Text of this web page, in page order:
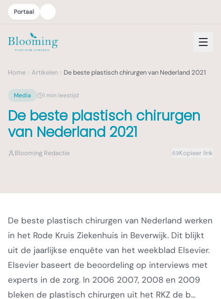
Portaal
Home Artikelen De beste plastisch chirurgen van Nederland 2021
Media 1 min leestijd
De beste plastisch chirurgen
van Nederland 2021
Blooming Redactie Kopieer link
De beste plastisch chirurgen van Nederland werken
in het Rode Kruis Ziekenhuis in Beverwijk. Dit blijkt
uit de jaarlijkse enquête van het weekblad Elsevier.
Elsevier baseert de beoordeling op interviews met
experts in de zorg. In 2006 2007, 2008 en 2009
bleken de plastisch chirurgen uit het RKZ de b...